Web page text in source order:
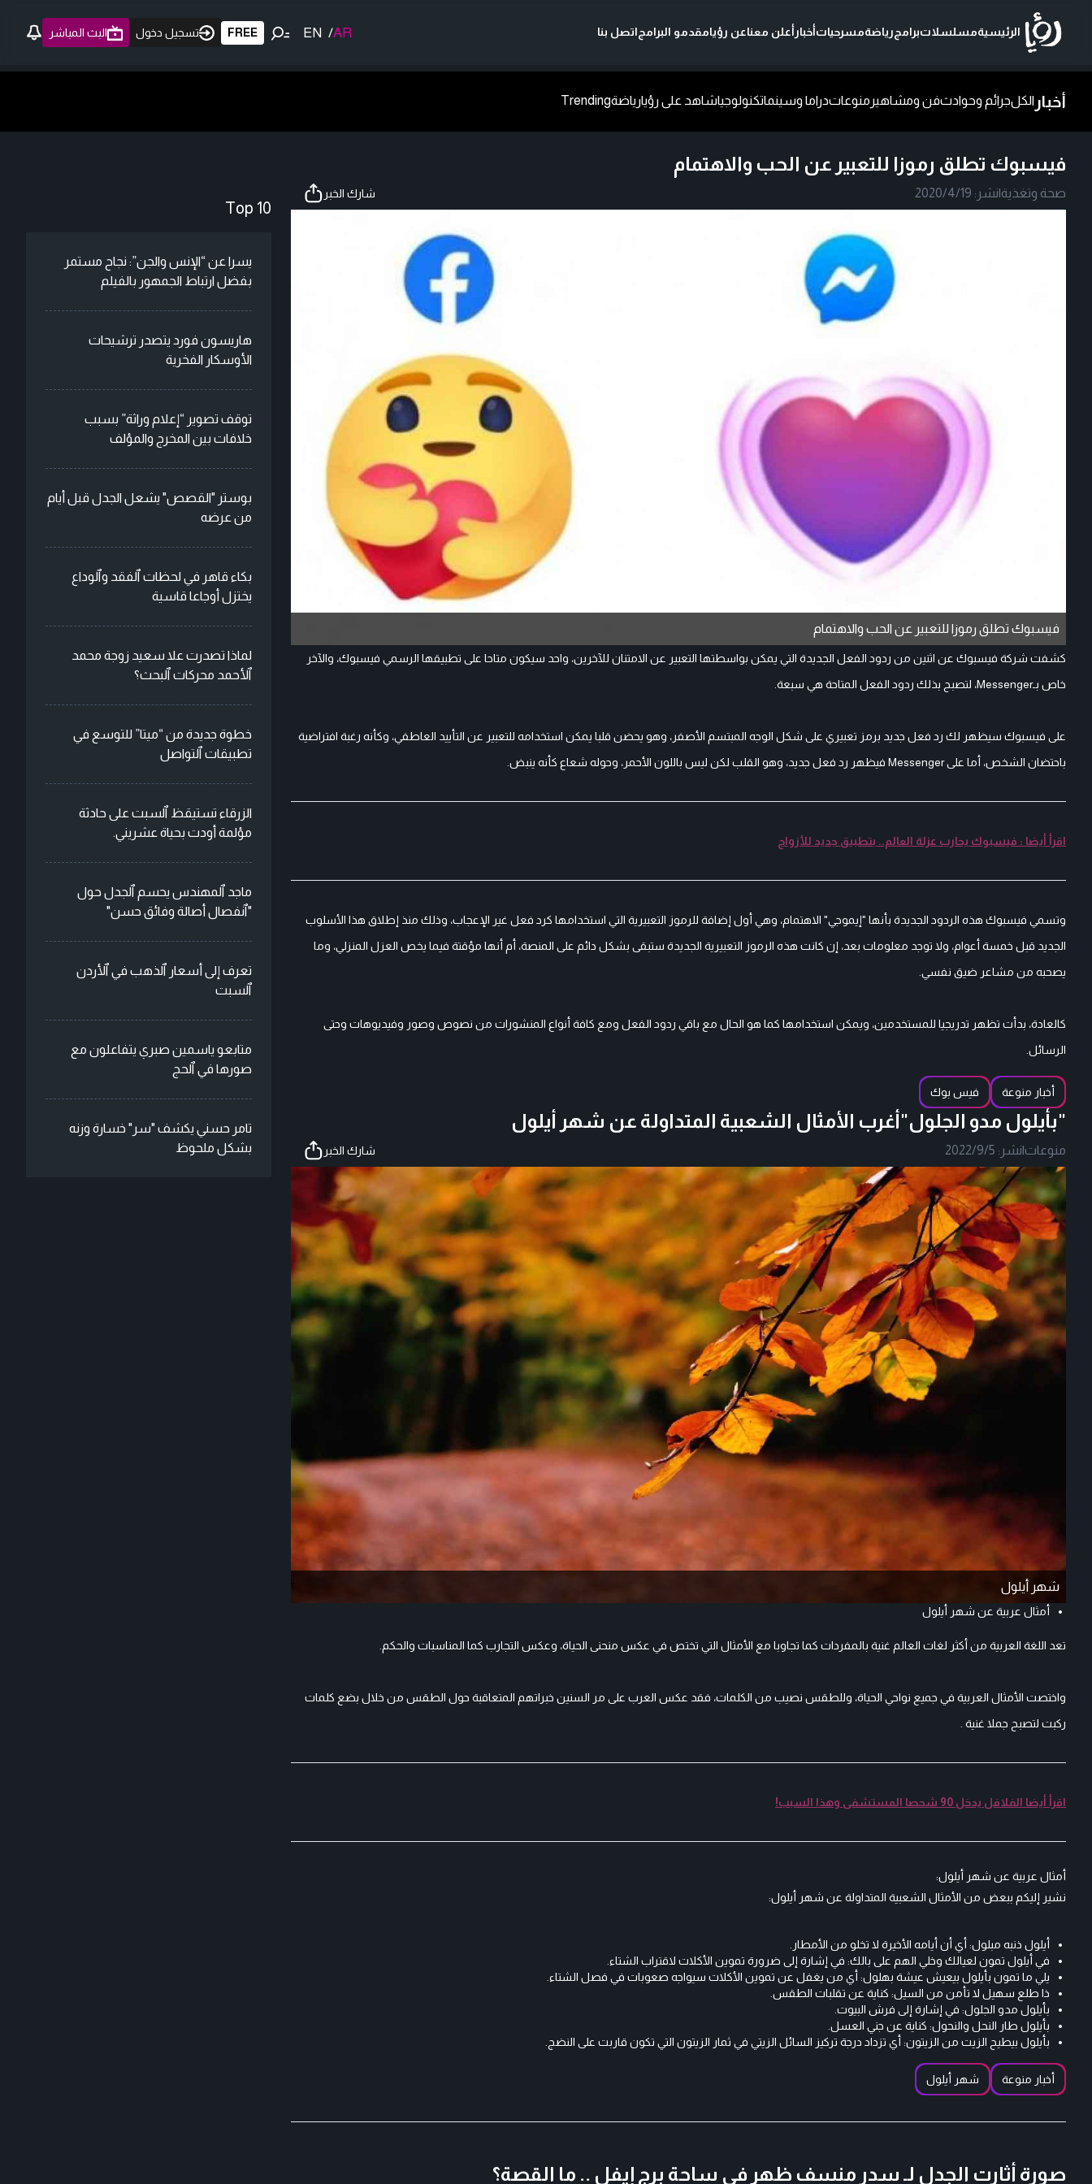
الرئيسيةمسلسلاتبرامجرياضةمسرحياتأخبارأعلن معناعن رؤيامقدمو البرامجاتصل بنا AR
/
EN
FREE تسجيل دخول البث المباشر
أخبار الكلجرائم وحوادثفن ومشاهير منوعاتدراما وسينماتكنولوجياشاهد على رؤيارياضةTrending
فيسبوك تطلق رموزا للتعبير عن الحب والاهتمام
صحة وتغذية|نشر: 2020/4/19 شارك الخبر
فيسبوك تطلق رموزا للتعبير عن الحب والاهتمام
كشفت شركة فيسبوك عن اثنين من ردود الفعل الجديدة التي يمكن بواسطتها التعبير عن الامتنان للآخرين، واحد سيكون متاحا على تطبيقها الرسمي فيسبوك، والآخر
خاص بـMessenger، لتصبح بذلك ردود الفعل المتاحة هي سبعة.
على فيسبوك سيظهر لك رد فعل جديد برمز تعبيري على شكل الوجه المبتسم الأصفر، وهو يحضن قلبا يمكن استخدامه للتعبير عن التأييد العاطفي، وكأنه رغبة افتراضية
باحتضان الشخص، أما على Messenger فيظهر رد فعل جديد، وهو القلب لكن ليس باللون الأحمر، وحوله شعاع كأنه ينبض.
اقرأ أيضا : فيسبوك يحارب عزلة العالم.. بتطبيق جديد للأزواج
وتسمي فيسبوك هذه الردود الجديدة بأنها "إيموجي" الاهتمام، وهي أول إضافة للرموز التعبيرية التي استخدامها كرد فعل غير الإعجاب، وذلك منذ إطلاق هذا الأسلوب
الجديد قبل خمسة أعوام، ولا توجد معلومات بعد، إن كانت هذه الرموز التعبيرية الجديدة ستبقى بشكل دائم على المنصة، أم أنها مؤقتة فيما يخص العزل المنزلي، وما
يصحبه من مشاعر ضيق نفسي.
كالعادة، بدأت تظهر تدريجيا للمستخدمين، ويمكن استخدامها كما هو الحال مع باقي ردود الفعل ومع كافة أنواع المنشورات من نصوص وصور وفيديوهات وحتى
الرسائل.
أخبار منوعة فيس بوك
"بأيلول مدو الجلول"أغرب الأمثال الشعبية المتداولة عن شهر أيلول
منوعات نشر: 2022/9/5 شارك الخبر
شهر أيلول
أمثال عربية عن شهر أيلول
تعد اللغة العربية من أكثر لغات العالم غنية بالمفردات كما تجاوبا مع الأمثال التي تختص في عكس منحنى الحياة، وعكس التجارب كما المناسبات والحكم.
واختصت الأمثال العربية في جميع نواحي الحياة، وللطقس نصيب من الكلمات، فقد عكس العرب على مر السنين خبراتهم المتعاقبة حول الطقس من خلال بضع كلمات
ركبت لتصبح جملا غنية .
اقرأ أيضا الفلافل يدخل 90 شحصا المستشفى وهذا السبب!
أمثال عربية عن شهر أيلول:
نشير إليكم ببعض من الأمثال الشعبية المتداولة عن شهر أيلول:
أيلول ذنبه مبلول: أي أن أيامه الأخيرة لا تخلو من الأمطار.
في أيلول تمون لعيالك وخلي الهم على بالك: في إشارة إلى ضرورة تموين الأكلات لاقتراب الشتاء.
يلي ما تمون بأيلول بيعيش عيشة بهلول: أي من يغفل عن تموين الأكلات سيواجه صعوبات في فصل الشتاء.
ذا طلع سهيل لا تأمن من السيل: كناية عن تقلبات الطقس.
بأيلول مدو الجلول: في إشارة إلى فرش البيوت.
بأيلول طار النحل والنحول: كناية عن جني العسل.
بأيلول بيطيح الزيت من الزيتون: أي تزداد درجة تركيز السائل الزيتي في ثمار الزيتون التي تكون قاربت على النضج.
أخبار منوعة شهر أيلول
صورة أثارت الجدل لـ سدر منسف ظهر في ساحة برج إيفل .. ما القصة؟
Top 10
يسرا عن “الإنس والجن”: نجاح مستمر
بفضل ارتباط الجمهور بالفيلم
هاريسون فورد يتصدر ترشيحات
الأوسكار الفخرية
توقف تصوير “إعلام وراثة” بسبب
خلافات بين المخرج والمؤلف
بوستر "القصص" يشعل الجدل قبل أيام
من عرضه
بكاء قاهر في لحظات ٱلفقد وٱلوداع
يختزل أوجاعا قاسية
لماذا تصدرت علا سعيد زوجة محمد
ٱلأحمد محركات ٱلبحث؟
خطوة جديدة من “ميتا” للتوسع في
تطبيقات ٱلتواصل
الزرقاء تستيقظ ٱلسبت على حادثة
مؤلمة أودت بحياة عشريني.
ماجد ٱلمهندس يحسم ٱلجدل حول
"ٱنفصال أصالة وفائق حسن"
تعرف إلى أسعار ٱلذهب في ٱلأردن
ٱلسبت
متابعو ياسمين صبري يتفاعلون مع
صورها في ٱلحج
تامر حسني يكشف "سر" خسارة وزنه
بشكل ملحوظ